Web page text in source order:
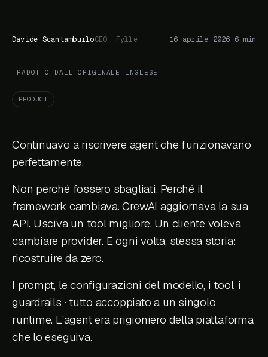
Davide ScantamburloCEO, Fylle 16 aprile 2026 · 6 min
TRADOTTO DALL'ORIGINALE INGLESE
PRODUCT
Continuavo a riscrivere agent che funzionavano
perfettamente.
Non perché fossero sbagliati. Perché il
framework cambiava. CrewAI aggiornava la sua
API. Usciva un tool migliore. Un cliente voleva
cambiare provider. E ogni volta, stessa storia:
ricostruire da zero.
I prompt, le configurazioni del modello, i tool, i
guardrails · tutto accoppiato a un singolo
runtime. L’agent era prigioniero della piattaforma
che lo eseguiva.